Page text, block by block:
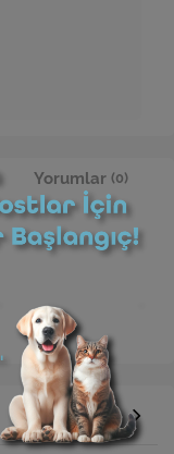
Yorumlar (0)